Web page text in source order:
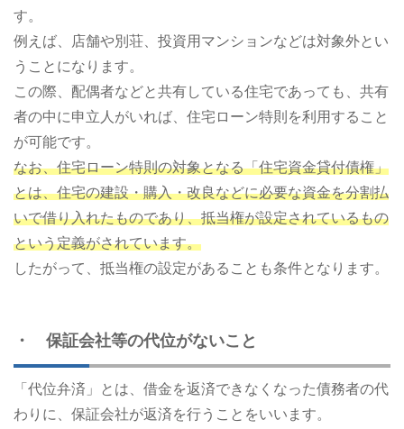
す。
例えば、店舗や別荘、投資用マンションなどは対象外とい
うことになります。
この際、配偶者などと共有している住宅であっても、共有
者の中に申立人がいれば、住宅ローン特則を利用すること
が可能です。
なお、住宅ローン特則の対象となる「住宅資金貸付債権」
とは、住宅の建設・購入・改良などに必要な資金を分割払
いで借り入れたものであり、抵当権が設定されているもの
という定義がされています。
したがって、抵当権の設定があることも条件となります。
・ 保証会社等の代位がないこと
「代位弁済」とは、借金を返済できなくなった債務者の代
わりに、保証会社が返済を行うことをいいます。